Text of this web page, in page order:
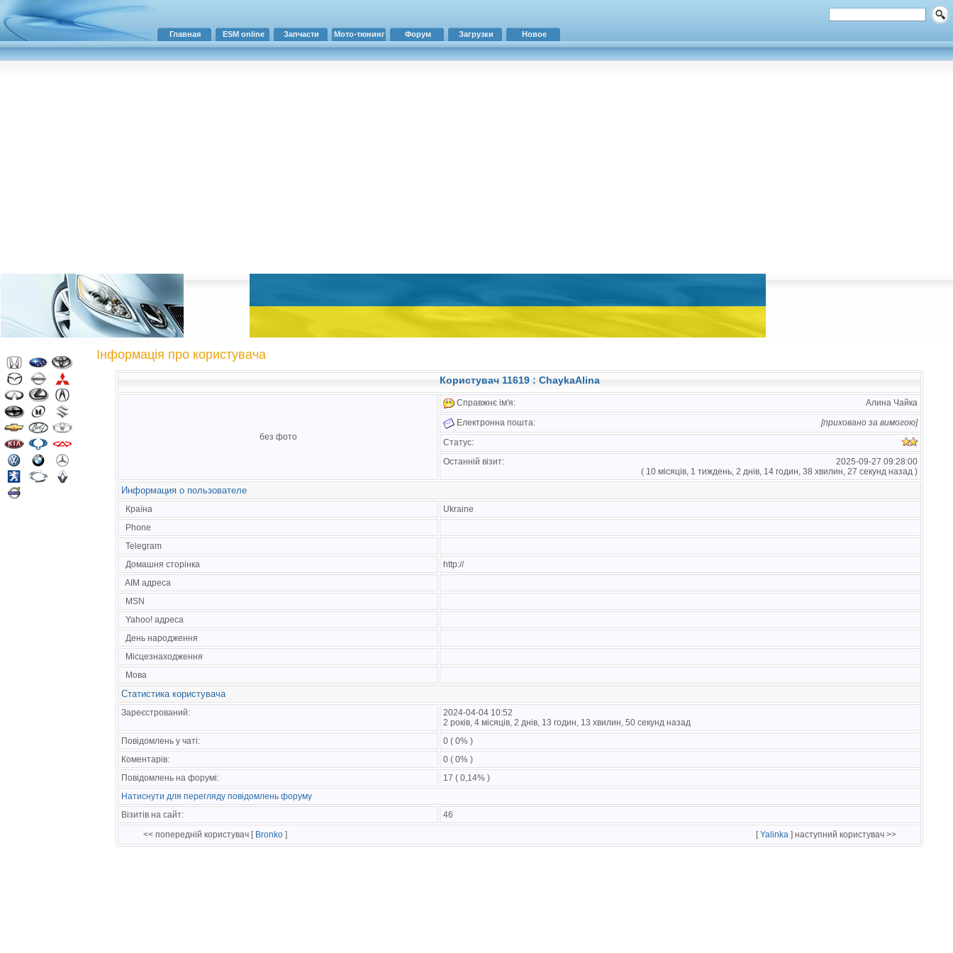
Главная ESM online Запчасти Мото-тюнинг Форум Загрузки Новое
Інформація про користувача
Користувач 11619 : ChaykaAlina
без фото
Справжнє ім'я: Алина Чайка
Електронна пошта:
[приховано за вимогою]
Статус:
Останній візит:
2025-09-27 09:28:00
( 10 місяців, 1 тиждень, 2 днів, 14 годин, 38 хвилин, 27 секунд назад )
Информация о пользователе
Країна
Ukraine
Phone
Telegram
Домашня сторінка
http://
AIM адреса
MSN
Yahoo! адреса
День народження
Місцезнаходження
Мова
Статистика користувача
Зареєстрований:
2024-04-04 10:52
2 років, 4 місяців, 2 днів, 13 годин, 13 хвилин, 50 секунд назад
Повідомлень у чаті:
0 ( 0% )
Коментарів:
0 ( 0% )
Повідомлень на форумі:
17 ( 0,14% )
Натиснути для перегляду повідомлень форуму
Візитів на сайт:
46
<< попередній користувач [ Bronko] [Yalinka] наступний користувач >>